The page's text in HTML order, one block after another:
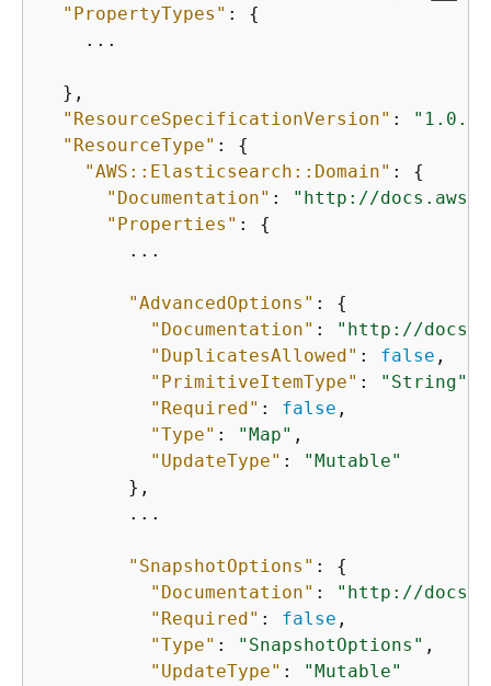
"PropertyTypes" : {
    ...
  },
"ResourceSpecificationVersion" : "1.0.0"
"ResourceType" : {
"AWS::Elasticsearch::Domain" : {
"Documentation" :
"http://
"Properties" : {
        ...
"AdvancedOptions" : {
"Documentation" :
"http://
"DuplicatesAllowed" : false ,
"PrimitiveItemType" : "String"
"Required" : false ,
"Type" : "Map" ,
"UpdateType" :
"Mutable"
        },
        ...
"SnapshotOptions" : {
"Documentation" :
"http://
"Required" : false ,
"Type" : "SnapshotOptions" ,
"UpdateType" :
"Mutable"